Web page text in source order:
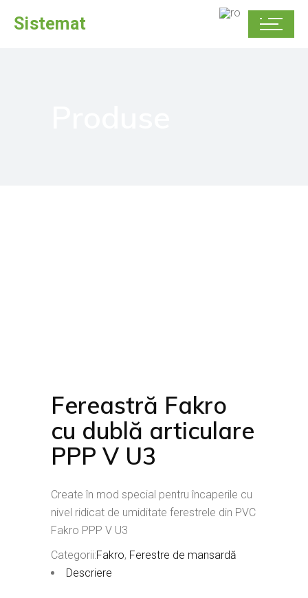
Sistemat
Fereastră Fakro
cu dublă articulare
PPP V U3
Create în mod special pentru încaperile cu
nivel ridicat de umiditate ferestrele din PVC
Fakro PPP V U3
Categorii:Fakro, Ferestre de mansardă
Descriere